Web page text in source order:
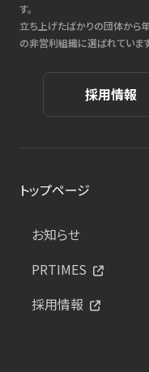
す。
立ち上げたばかりの団体から
の非営利組織に選ばれています
採用情報
トップページ
お知らせ
PRTIMES
採用情報